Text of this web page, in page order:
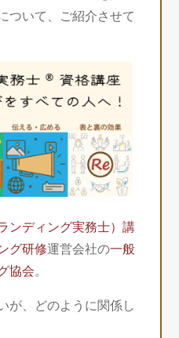
ついて、ご紹介させて
ンディング実務士）講
グ研修運営会社の一般
協会。
が、どのように関係し